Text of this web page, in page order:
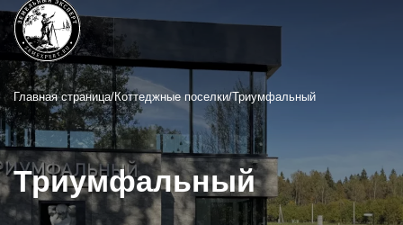
Главная страница Коттеджные поселки Триумфальный
Триумфальный